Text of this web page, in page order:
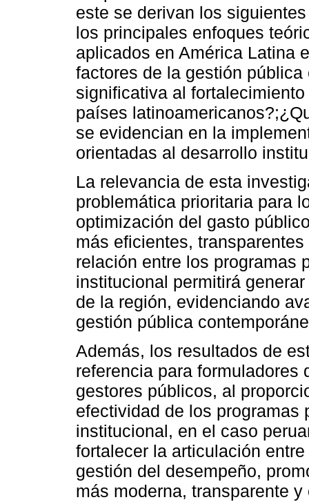
este se derivan los
los principales enfoques
aplicados en América Latina
factores de la gestión
significativa al
países
se evidencian en la
orientadas al desarrollo
La relevancia de esta
problemática prioritaria para
optimización del gasto
más eficientes,
relación entre los programas
institucional permitirá
de la región, evidenciando
gestión pública
Además, los resultados de
referencia para
gestores públicos, al
efectividad de los programas
institucional, en el caso
fortalecer la articulación
gestión del desempeño,
más moderna, transparente